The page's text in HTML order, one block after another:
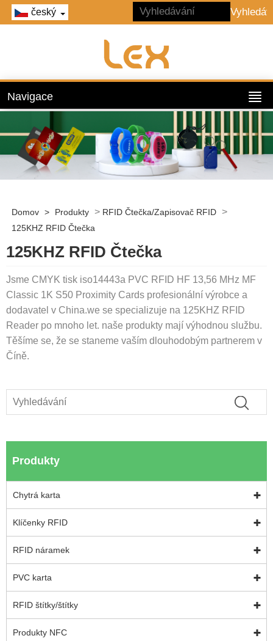
český
Navigace
Domov > Produkty > RFID Čtečka/zapisovač RFID >
125KHZ RFID Čtečka
125KHZ RFID Čtečka
Jsme CMYK tisk iso14443a PVC RFID HF 13,56 MHz MF
Classic 1K S50 Proximity Cards profesionální výrobce a
dodavatel v China.we se specializuje na 125KHZ RFID
Reader po mnoho let. naše produkty mají výhodnou službu.
Těšíme se, že se staneme vaším dlouhodobým partnerem v
Číně.
Produkty
Chytrá karta
Klíčenky RFID
RFID náramek
PVC karta
RFID štítky/štítky
Produkty NFC